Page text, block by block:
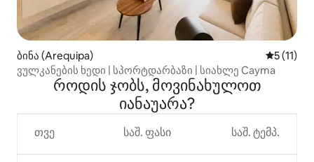
ბინა (Arequipa) საშუალო
5 (11)
ვულკანების ხედი | სპორტდარბაზი | სიახლე Cayma
როდის ჯობს, მოვინახულოთ
იანაუარა?
თვე საშ. ფასი საშ. ტემპ.